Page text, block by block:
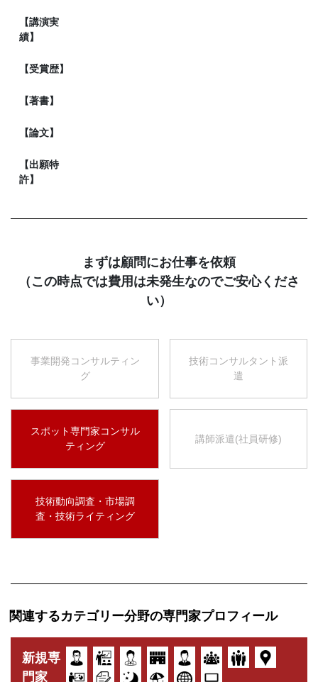
【講演実
績】
【受賞歴】
【著書】
【論文】
【出願特
許】
まずは顧問にお仕事を依頼
（この時点では費用は未発生なのでご安心くださ
い）
事業開発コンサルティン
グ
技術コンサルタント派
遣
スポット専門家コンサル
ティング
講師派遣(社員研修)
技術動向調査・市場調
査・技術ライティング
関連するカテゴリー分野の専門家プロフィール
新規専
門家